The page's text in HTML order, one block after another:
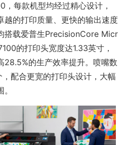
每款机型均经过精心设计，
越的打印质量、更快的输出速度
搭载爱普生PrecisionCore Micr
的打印头宽度达1.33英寸，
28.5%的生产效率提升。喷嘴数
配合更宽的打印头设计，大幅